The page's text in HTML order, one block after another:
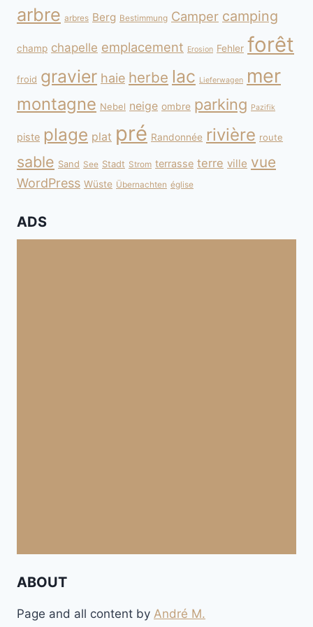
arbre arbres Berg Bestimmung Camper camping
champ chapelle emplacement Erosion Fehler forêt
froid gravier haie herbe lac Lieferwagen mer
montagne Nebel neige ombre parking Pazifik
piste plage plat pré Randonnée rivière route
sable Sand See Stadt Strom terrasse terre ville vue
WordPress Wüste Übernachten église
ADS
ABOUT
Page and all content by André M.